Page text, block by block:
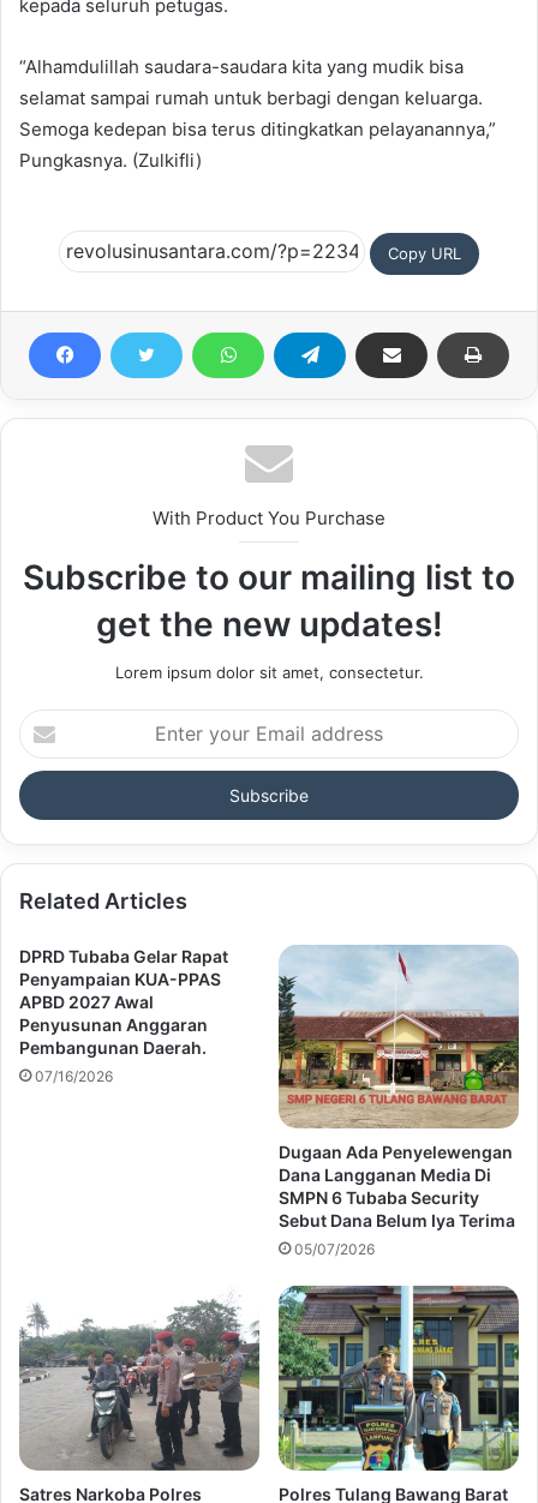
kepada seluruh petugas.
“Alhamdulillah saudara-saudara kita yang mudik bisa
selamat sampai rumah untuk berbagi dengan keluarga.
Semoga kedepan bisa terus ditingkatkan pelayanannya,”
Pungkasnya. (Zulkifli)
Copy URL
With Product You Purchase
Subscribe to our mailing list to
get the new updates!
Lorem ipsum dolor sit amet, consectetur.
Enter
your
Email
address
Related Articles
DPRD Tubaba Gelar Rapat
Penyampaian KUA-PPAS
APBD 2027 Awal
Penyusunan Anggaran
Pembangunan Daerah.
07/16/2026
Dugaan Ada Penyelewengan
Dana Langganan Media Di
SMPN 6 Tubaba Security
Sebut Dana Belum Iya Terima
05/07/2026
Satres Narkoba Polres Polres Tulang Bawang Barat